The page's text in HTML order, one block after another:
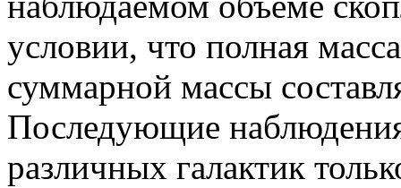
условии, что полная
суммарной массы
Последующие
различных галактик